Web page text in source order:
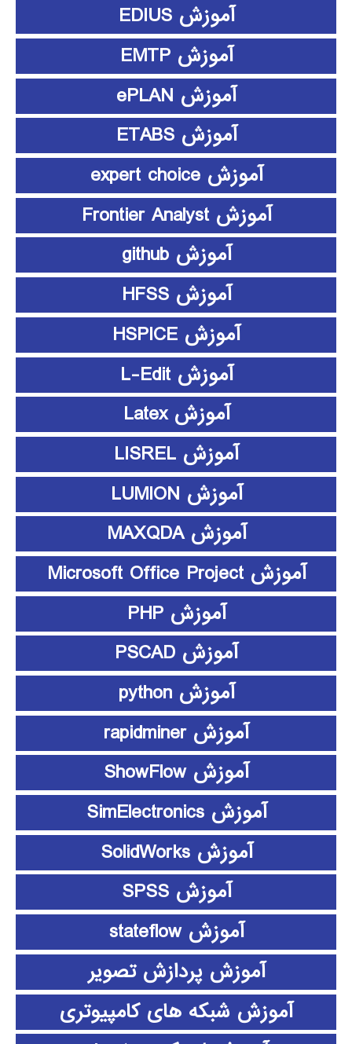
آموزش EDIUS
آموزش EMTP
آموزش ePLAN
آموزش ETABS
آموزش expert choice
آموزش Frontier Analyst
آموزش github
آموزش HFSS
آموزش HSPICE
آموزش L-Edit
آموزش Latex
آموزش LISREL
آموزش LUMION
آموزش MAXQDA
آموزش Microsoft Office Project
آموزش PHP
آموزش PSCAD
آموزش python
آموزش rapidminer
آموزش ShowFlow
آموزش SimElectronics
آموزش SolidWorks
آموزش SPSS
آموزش stateflow
آموزش پردازش تصویر
آموزش شبکه های کامپیوتری